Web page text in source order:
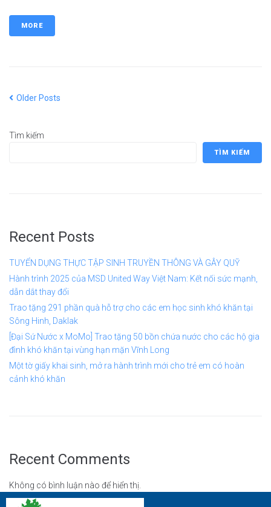
MORE
Older Posts
Tìm kiếm
TÌM KIẾM
Recent Posts
TUYỂN DỤNG THỰC TẬP SINH TRUYỀN THÔNG VÀ GÂY QUỸ
Hành trình 2025 của MSD United Way Việt Nam: Kết nối sức mạnh,
dẫn dắt thay đổi
Trao tặng 291 phần quà hỗ trợ cho các em học sinh khó khăn tại
Sông Hinh, Daklak
[Đại Sứ Nước x MoMo] Trao tặng 50 bồn chứa nước cho các hộ gia
đình khó khăn tại vùng hạn mặn Vĩnh Long
Một tờ giấy khai sinh, mở ra hành trình mới cho trẻ em có hoàn
cảnh khó khăn
Recent Comments
Không có bình luận nào để hiển thị.